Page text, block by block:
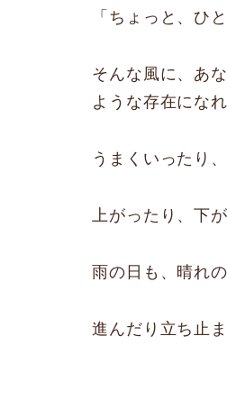
「ちょっと、ひ
そんな風に、あ
ような存在にな
うまくいったり
上がったり、下が
雨の日も、晴れの
進んだり立ち止